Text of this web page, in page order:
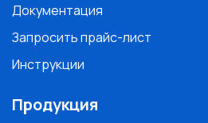
Документация
Запросить прайс-лист
Инструкции
Продукция